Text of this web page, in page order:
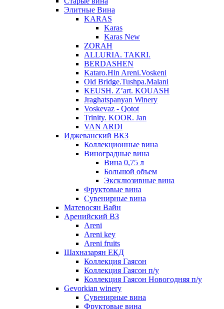
Элитные Вина
KARAS
Karas
Karas New
ZORAH
ALLURIA. TAKRI.
BERDASHEN
Kataro.Hin Areni.Voskeni
Old Bridge.Tushpa.Malani
KEUSH. Z’art. KOUASH
Jraghatspanyan Winery
Voskevaz - Qotot
Trinity. KOOR. Jan
VAN ARDI
Иджеванский ВКЗ
Коллекционные вина
Виноградные вина
Вина 0,75 л
Большой объем
Эксклюзивные вина
Фруктовые вина
Cувенирные вина
Матевосян Вайн
Аренийский ВЗ
Areni
Areni key
Areni fruits
Шахназарян ЕКД
Коллекция Гаясон
Коллекция Гаясон п/у
Коллекция Гаясон Новогодняя п/у
Gevorkian winery
Сувенирные вина
Фруктовые вина